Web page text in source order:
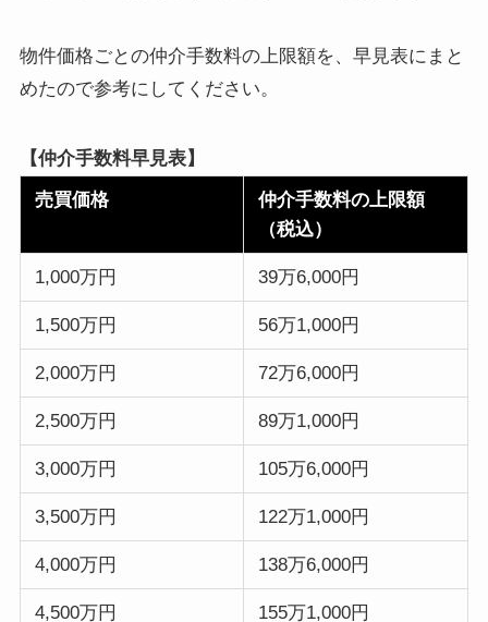
物件価格ごとの仲介手数料の上限額を、早見表にまと
めたので参考にしてください。
【仲介手数料早見表】
売買価格
仲介手数料の上限額
（税込）
1,000万円 39万6,000円
1,500万円 56万1,000円
2,000万円 72万6,000円
2,500万円 89万1,000円
3,000万円 105万6,000円
3,500万円 122万1,000円
4,000万円 138万6,000円
4,500万円 155万1,000円